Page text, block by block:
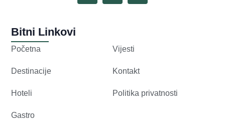
Bitni Linkovi
Početna
Destinacije
Hoteli
Gastro
Vijesti
Kontakt
Politika privatnosti